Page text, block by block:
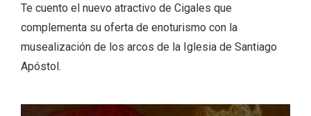
Te cuento el nuevo atractivo de Cigales que
complementa su oferta de enoturismo con la
musealización de los arcos de la Iglesia de Santiago
Apóstol.